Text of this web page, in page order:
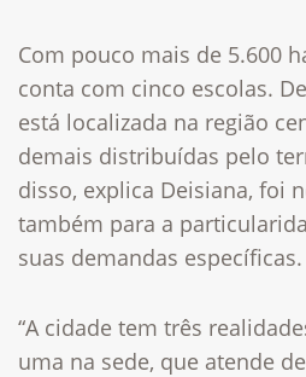
Com pouco mais de 5.600
conta com cinco escolas.
está localizada na região
demais distribuídas pelo
disso, explica Deisiana, foi
também para a
suas demandas específicas.
“A cidade tem três
uma na sede, que atende